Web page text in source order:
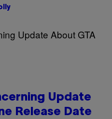
Update
Release Date